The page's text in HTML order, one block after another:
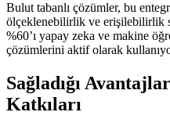
Bulut tabanlı çözümler, bu
ölçeklenebilirlik ve erişilebilirlik
%60’ı yapay zeka ve makine
çözümlerini aktif olarak
Sağladığı
Katkıları